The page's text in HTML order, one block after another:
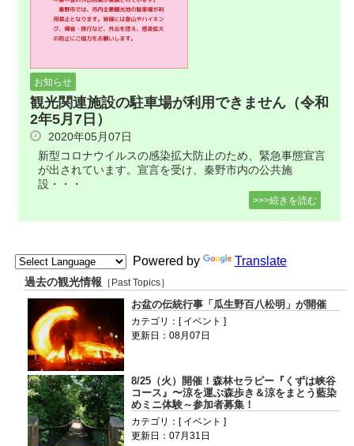
お知らせ
観光関連施設の駐車場が利用できません（令和
2年5月7日）
2020年05月07日
新型コロナウイルスの感染拡大防止のため、緊急事態宣言
が出されています。宣言を受け、秦野市内の公共施
設・・・
>>>続きを読む
Powered by Translate
過去の観光情報 ［Past Topics］
お盆の伝統行事「瓜生野百八松明」が開催
カテゴリ：[ イベント ]
更新日：08月07日
8/25（火）開催！森林セラピー『くずは峡谷
コース』〜涼を運ぶ森歩き＆涼をまとう藍染
めミニ体験～参加者募集！
カテゴリ：[ イベント ]
更新日：07月31日